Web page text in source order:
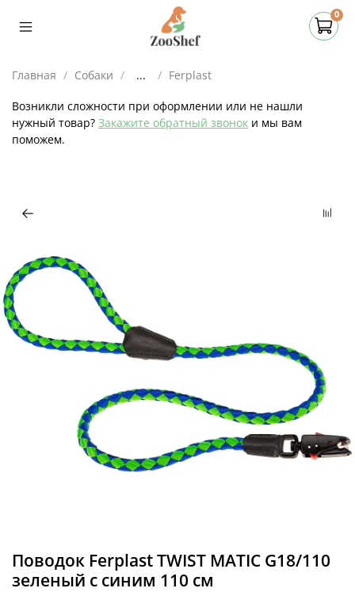
0
Главная Собаки ... Ferplast
Возникли сложности при оформлении или не нашли
нужный товар? Закажите обратный звонок и мы вам
поможем.
Поводок Ferplast TWIST MATIC G18/110
зеленый с синим 110 см